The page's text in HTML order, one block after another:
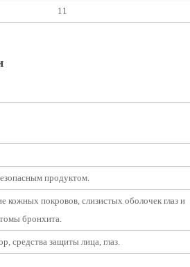
11
продуктом.
кожных покровов, слизистых оболочек глаз и
бронхита.
средства защиты лица, глаз.